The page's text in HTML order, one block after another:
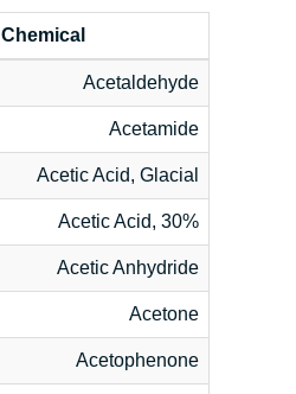
Chemical
Acetaldehyde
Acetamide
Acetic Acid, Glacial
Acetic Acid, 30%
Acetic Anhydride
Acetone
Acetophenone